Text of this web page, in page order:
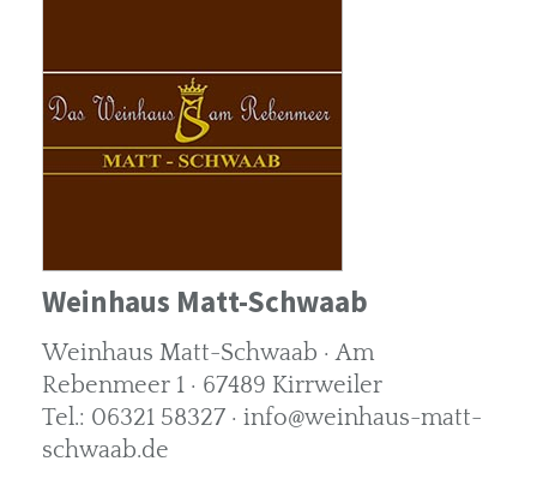
Weinhaus Matt-Schwaab
Weinhaus Matt-Schwaab · Am
Rebenmeer 1 · 67489 Kirrweiler
Tel.: 06321 58327 · info@weinhaus-matt-
schwaab.de